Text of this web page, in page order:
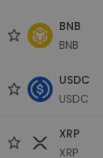
BNB
BNB
USDC
USDC
XRP
XRP